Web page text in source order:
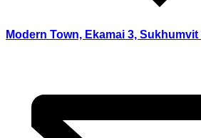
Modern Town, Ekamai 3,